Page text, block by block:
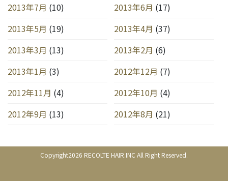
2013年7月 (10) 2013年6月 (17)
2013年5月 (19) 2013年4月 (37)
2013年3月 (13) 2013年2月 (6)
2013年1月 (3) 2012年12月 (7)
2012年11月 (4) 2012年10月 (4)
2012年9月 (13) 2012年8月 (21)
Copyright2026 RECOLTE HAIR.INC All Right Reserved.